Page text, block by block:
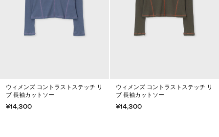
ウィメンズ コントラストステッチ リ
ブ 長袖カットソー
¥14,300
ウィメンズ コントラストステッチ リ
ブ 長袖カットソー
¥14,300